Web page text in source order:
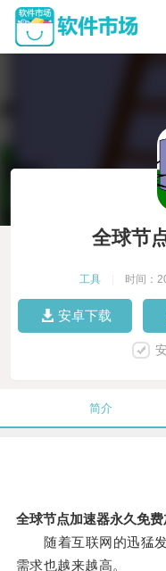
全球节
工具 时间：
安卓下载
简介
全球节点加速器永久免费
随着互联网的迅猛发
需求也越来越高。